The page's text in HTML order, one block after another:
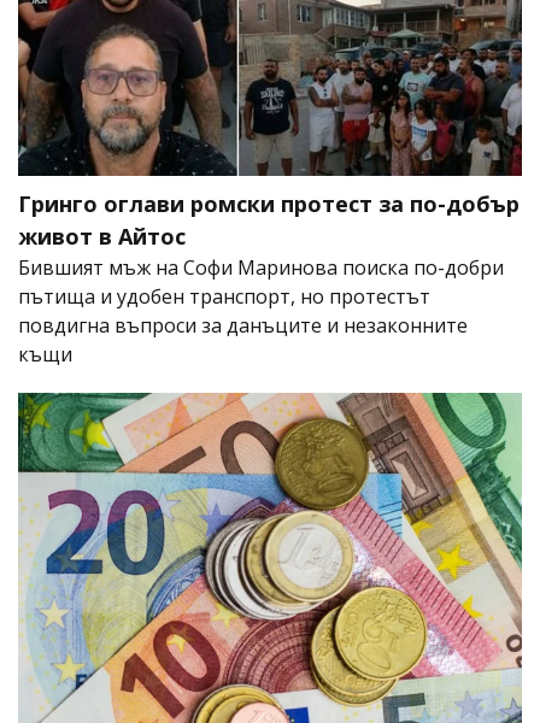
Гринго оглави ромски протест за по-добър
живот в Айтос
Бившият мъж на Софи Маринова поиска по-добри
пътища и удобен транспорт, но протестът
повдигна въпроси за данъците и незаконните
къщи